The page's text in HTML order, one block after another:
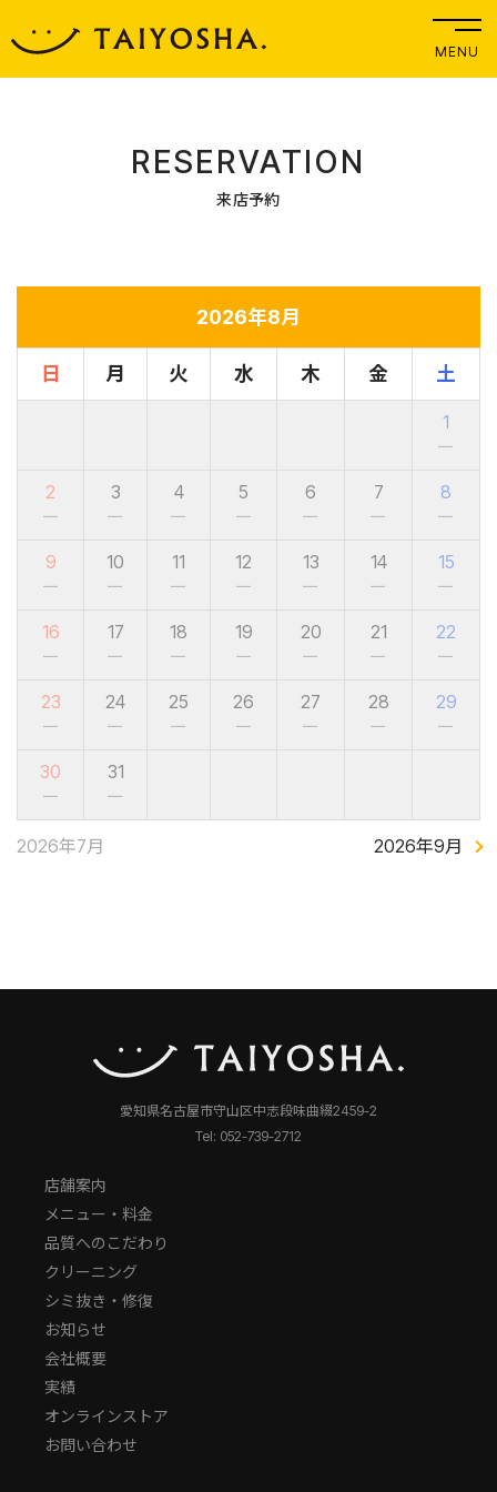
MENU
RESERVATION
来店予約
2026年8月
日 月 火 水 木 金 土
1
－
2
－
3
－
4
－
5
－
6
－
7
－
8
－
9
－
10
－
11
－
12
－
13
－
14
－
15
－
16
－
17
－
18
－
19
－
20
－
21
－
22
－
23
－
24
－
25
－
26
－
27
－
28
－
29
－
30
－
31
－
2026年7月 2026年9月
愛知県名古屋市守山区中志段味曲綴2459-2
Tel: 052-739-2712
店舗案内
メニュー・料金
品質へのこだわり
クリーニング
シミ抜き・修復
お知らせ
会社概要
実績
オンラインストア
お問い合わせ